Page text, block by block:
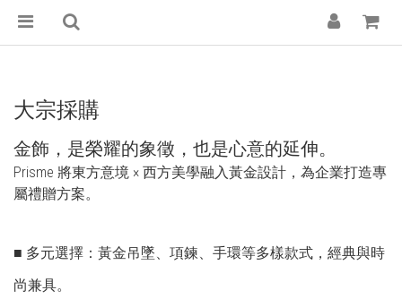
大宗採購
金飾，是榮耀的象徵，也是心意的延伸。
Prisme 將東方意境 × 西方美學融入黃金設計，為企業打造專
屬禮贈方案。
■ 多元選擇：黃金吊墜、項鍊、手環等多樣款式，經典與時
尚兼具。